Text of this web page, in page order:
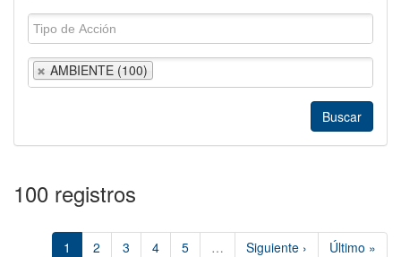
AMBIENTE (100)
100 registros
1 2 3 4 5 … Siguiente › Último »